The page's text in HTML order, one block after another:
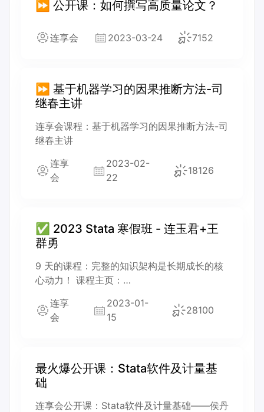
⏩ 公开课：如何撰写高质量论文？
连享会 2023-03-24 7152
⏩ 基于机器学习的因果推断方法-司
继春主讲
连享会课程：基于机器学习的因果推断方法-司
继春主讲
连享
会
2023-02-
22
18126
✅ 2023 Stata 寒假班 - 连玉君+王
群勇
9 天的课程：完整的知识架构是长期成长的核
心动力！ 课程主页：
连享
会
2023-01-
15
28100
最火爆公开课：Stata软件及计量基
础
连享会公开课：Stata软件及计量基础——侯丹